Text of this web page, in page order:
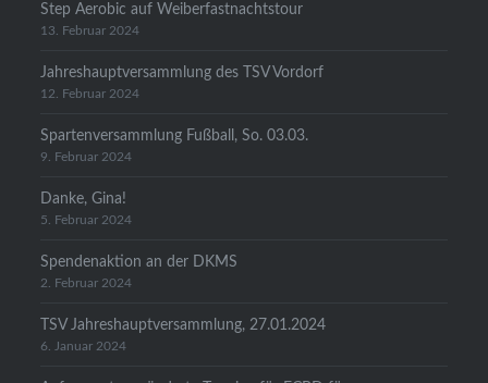
Step Aerobic auf Weiberfastnachtstour
13. Februar 2024
Jahreshauptversammlung des TSV Vordorf
12. Februar 2024
Spartenversammlung Fußball, So. 03.03.
9. Februar 2024
Danke, Gina!
5. Februar 2024
Spendenaktion an der DKMS
2. Februar 2024
TSV Jahreshauptversammlung, 27.01.2024
6. Januar 2024